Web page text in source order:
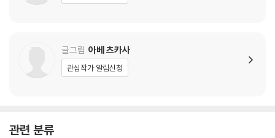
글그림 아베 츠카사
관심작가 알림신청
관련 분류